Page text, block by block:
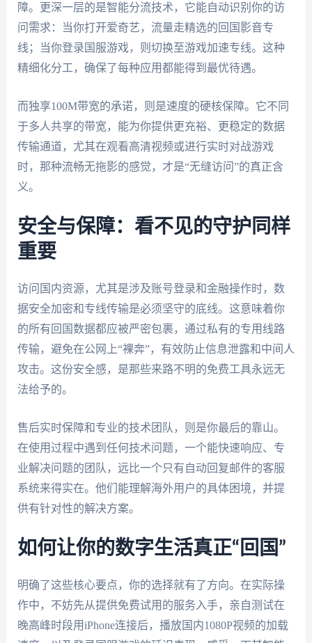
障。更深一层的是智能分流技术，它能自动识别你的访
问需求：当你打开爱奇艺，流量走精选的回国影音专
线；当你登录国服游戏，则切换至游戏加速专线。这种
精细化分工，确保了每种应用都能得到最优待遇。
而独享100M带宽的承诺，则是速度的硬核保障。它不同
于多人共享的带宽，能为你提供更充裕、更稳定的数据
传输通道，尤其在观看高清视频或进行实时对战游戏
时，那种流畅无拖影的感觉，才是“无缝访问”的真正含
义。
安全与保障：看不见的守护同样
重要
访问国内资源，尤其是涉及账号登录和金融操作时，数
据安全加密和专线传输是必须坚守的底线。这意味着你
的所有回国数据都应被严密包裹，通过私有的专用线路
传输，避免在公网上“裸奔”，有效防止信息泄露和中间人
攻击。这份安全感，是那些来路不明的免费工具永远无
法给予的。
售后实时保障和专业的技术团队，则是你最后的靠山。
在使用过程中遇到任何技术问题，一个能快速响应、专
业解决问题的团队，远比一个只有自动回复邮件的客服
系统来得实在。他们能理解海外用户的具体困境，并提
供有针对性的解决方案。
如何让你的数字生活真正“回国”
明确了这些核心要点，你的选择就有了方向。在实际操
作中，不妨先从提供免费试用的服务入手，亲自测试在
晚高峰时段用iPhone连接后，播放国内1080P视频的加载